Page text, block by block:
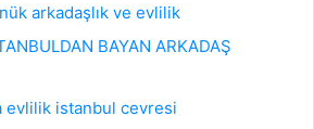
arkadaşlık ve evlilik
BAYAN ARKADAŞ
evlilik istanbul cevresi